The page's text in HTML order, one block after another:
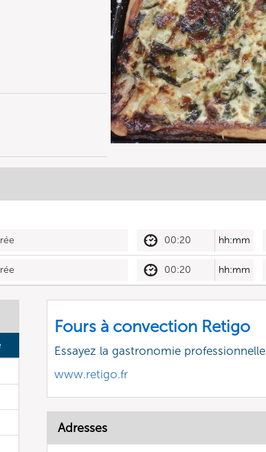
00:20 hh:mm
00:20 hh:mm
Fours à convection Retigo
Essayez la gastronomie professionnelle
www.retigo.fr
Adresses